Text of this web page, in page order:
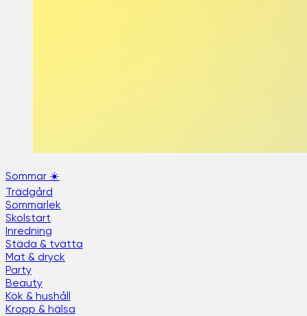
Sommar ☀️
Trädgård
Sommarlek
Skolstart
Inredning
Städa & tvätta
Mat & dryck
Party
Beauty
Kök & hushåll
Kropp & hälsa